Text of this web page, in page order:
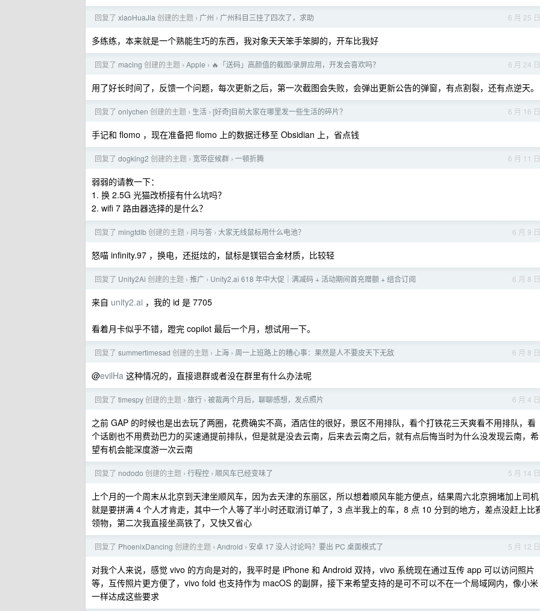
6 月 25 日
回复了 xiaoHuaJia 创建的主题 › 广州 › 广州科目三挂了四次了，求助
多练练，本来就是一个熟能生巧的东西，我对象天天笨手笨脚的，开车比我好
6 月 24 日
回复了 macing 创建的主题 › Apple › 🔥「送码」高颜值的截图/录屏应用，开发会喜欢吗？
用了好长时间了，反馈一个问题，每次更新之后，第一次截图会失败，会弹出更新公告的弹窗，有点割裂，还有点逆天。
6 月 16 日
回复了 onlychen 创建的主题 › 生活 › [好奇]目前大家在哪里发一些生活的碎片？
手记和 flomo ，现在准备把 flomo 上的数据迁移至 Obsidian 上，省点钱
6 月 11 日
回复了 dogking2 创建的主题 › 宽带症候群 › 一顿折腾
弱弱的请教一下：
1. 换 2.5G 光猫改桥接有什么坑吗？
2. wifi 7 路由器选择的是什么？
6 月 9 日
回复了 mingtdlb创建的主题 › 问与答 › 大家无线鼠标用什么电池？
怒喵 infinity.97 ，换电，还挺炫的，鼠标是镁铝合金材质，比较轻
6 月 8 日
回复了 Unity2Ai 创建的主题 › 推广 › Unity2.ai 618 年中大促｜满减码 + 活动期间首充赠额 + 组合订阅
来自 unity2.ai ，我的 id 是 7705
看着月卡似乎不错，蹬完 copilot 最后一个月，想试用一下。
6 月 8 日
回复了 summertimesad 创建的主题 › 上海 › 周一上班路上的糟心事：果然是人不要皮天下无敌
@evilHa 这种情况的，直接退群或者没在群里有什么办法呢
6 月 4 日
回复了 timespy创建的主题 › 旅行 › 被裁两个月后，聊聊感想，发点照片
之前 GAP 的时候也是出去玩了两圈，花费确实不高，酒店住的很好，景区不用排队，看个打铁花三天爽看不用排队，看
个话剧也不用费劲巴力的买速通提前排队，但是就是没去云南，后来去云南之后，就有点后悔当时为什么没发现云南，希
望有机会能深度游一次云南
5 月 14 日
回复了 nododo 创建的主题 › 行程控 › 顺风车已经变味了
上个月的一个周末从北京到天津坐顺风车，因为去天津的东丽区，所以想着顺风车能方便点，结果周六北京拥堵加上司机
就是要拼满 4 个人才肯走，其中一个人等了半小时还取消订单了，3 点半我上的车，8 点 10 分到的地方，差点没赶上比
领物，第二次我直接坐高铁了，又快又省心
5 月 12 日
回复了 PhoenixDancing 创建的主题 › Android › 安卓 17 没人讨论吗？要出 PC 桌面模式了
对我个人来说，感觉 vivo 的方向是对的，我平时是 iPhone 和 Android 双持，vivo 系统现在通过互传 app 可以访问照片
等，互传照片更方便了，vivo fold 也支持作为 macOS 的副屏，接下来希望支持的是可不可以不在一个局域网内，像小米
一样达成这些要求